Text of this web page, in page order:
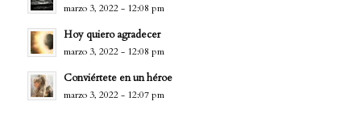
marzo 3, 2022 - 12:08 pm
Hoy quiero agradecer
marzo 3, 2022 - 12:08 pm
Conviértete en un héroe
marzo 3, 2022 - 12:07 pm